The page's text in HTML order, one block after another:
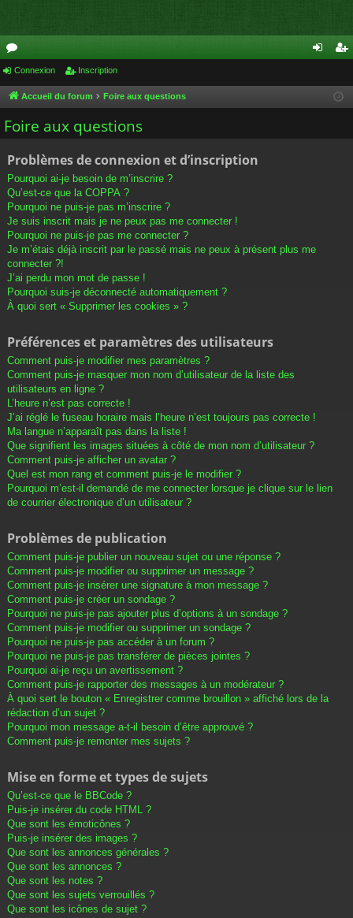
or
u
m
cri
Connexion Inscription
Accueil du forum Foire aux questions
Foire aux questions
Problèmes de connexion et d’inscription
Pourquoi ai-je besoin de m’inscrire ?
Qu’est-ce que la COPPA ?
Pourquoi ne puis-je pas m’inscrire ?
Je suis inscrit mais je ne peux pas me connecter !
Pourquoi ne puis-je pas me connecter ?
Je m’étais déjà inscrit par le passé mais ne peux à présent plus me
connecter ?!
J’ai perdu mon mot de passe !
Pourquoi suis-je déconnecté automatiquement ?
À quoi sert « Supprimer les cookies » ?
Préférences et paramètres des utilisateurs
Comment puis-je modifier mes paramètres ?
Comment puis-je masquer mon nom d’utilisateur de la liste des
utilisateurs en ligne ?
L’heure n’est pas correcte !
J’ai réglé le fuseau horaire mais l’heure n’est toujours pas correcte !
Ma langue n’apparaît pas dans la liste !
Que signifient les images situées à côté de mon nom d’utilisateur ?
Comment puis-je afficher un avatar ?
Quel est mon rang et comment puis-je le modifier ?
Pourquoi m’est-il demandé de me connecter lorsque je clique sur le lien
de courrier électronique d’un utilisateur ?
Problèmes de publication
Comment puis-je publier un nouveau sujet ou une réponse ?
Comment puis-je modifier ou supprimer un message ?
Comment puis-je insérer une signature à mon message ?
Comment puis-je créer un sondage ?
Pourquoi ne puis-je pas ajouter plus d’options à un sondage ?
Comment puis-je modifier ou supprimer un sondage ?
Pourquoi ne puis-je pas accéder à un forum ?
Pourquoi ne puis-je pas transférer de pièces jointes ?
Pourquoi ai-je reçu un avertissement ?
Comment puis-je rapporter des messages à un modérateur ?
À quoi sert le bouton « Enregistrer comme brouillon » affiché lors de la
rédaction d’un sujet ?
Pourquoi mon message a-t-il besoin d’être approuvé ?
Comment puis-je remonter mes sujets ?
Mise en forme et types de sujets
Qu’est-ce que le BBCode ?
Puis-je insérer du code HTML ?
Que sont les émoticônes ?
Puis-je insérer des images ?
Que sont les annonces générales ?
Que sont les annonces ?
Que sont les notes ?
Que sont les sujets verrouillés ?
Que sont les icônes de sujet ?